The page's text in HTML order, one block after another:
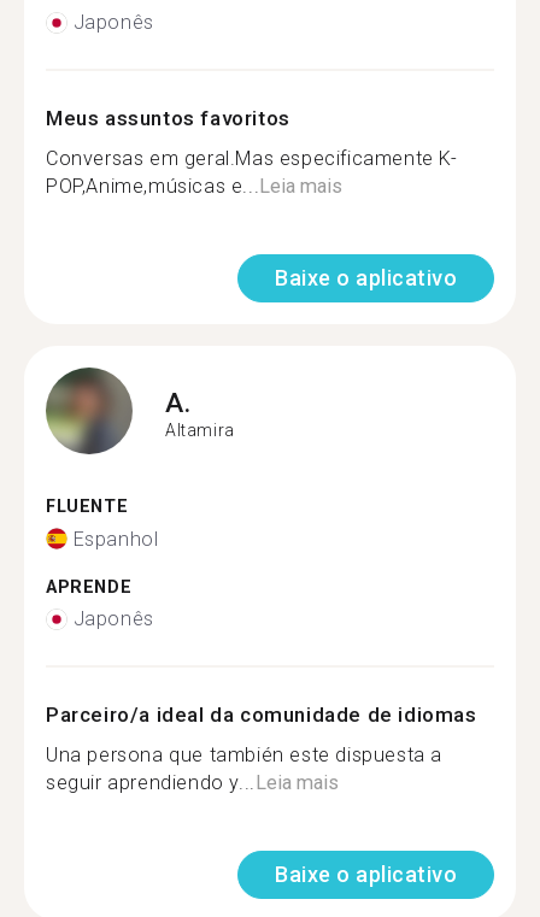
Japonês
Meus assuntos favoritos
Conversas em geral.Mas especificamente K-
POP,Anime,músicas e...Leia mais
Baixe o aplicativo
A.
Altamira
FLUENTE
Espanhol
APRENDE
Japonês
Parceiro/a ideal da comunidade de idiomas
Una persona que también este dispuesta a
seguir aprendiendo y...Leia mais
Baixe o aplicativo